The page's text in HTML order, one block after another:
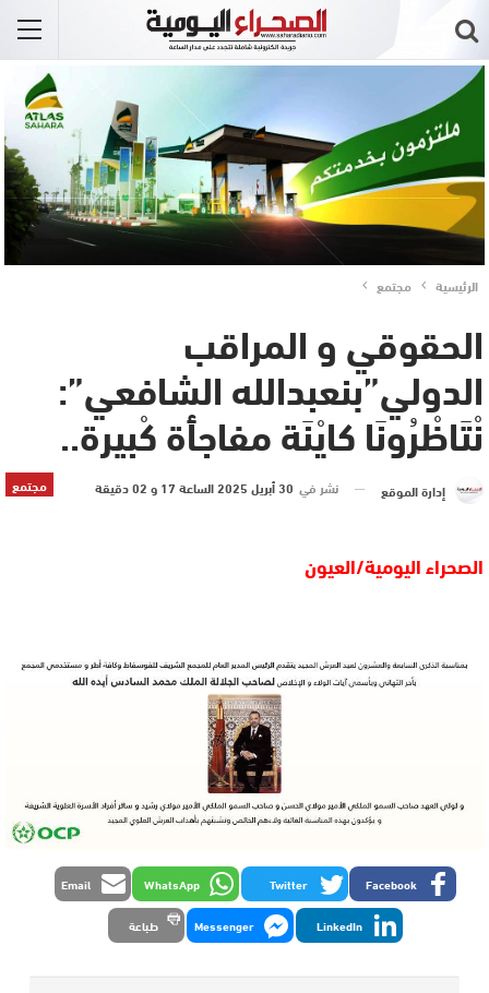
الرئيسية مجتمع
الحقوقي و المراقب
الدولي”بنعبدالله الشافعي”:
نْتَاظْرُونَا كايْنَة مفاجأة كْبيرة..
مجتمع إدارة الموقع نشر في 30 أبريل 2025 الساعة 17 و 02 دقيقة
الصحراء اليومية/العيون
Facebook
Twitter
WhatsApp
Email
LinkedIn
Messenger طباعة